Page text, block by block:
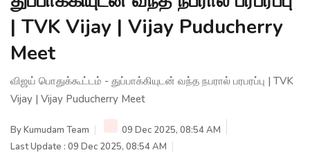
| TVK Vijay | Vijay Puducherry
Meet
விஜய் பொதுக்கூட்டம் - துப்பாக்கியுடன் வந்த நபரால் பரபரப்பு | TVK
Vijay | Vijay Puducherry Meet
ByKumudam Team
09 Dec 2025, 08:54 AM
Last Update : 09 Dec 2025, 08:54 AM